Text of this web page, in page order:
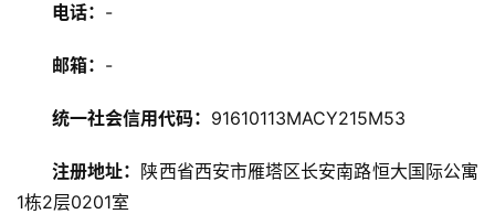
游
电话： -
邮箱： -
统一社会信用代码： 91610113MACY215M53
注册地址： 陕西省西安市雁塔区长安南路恒大国际公寓
1栋2层0201室